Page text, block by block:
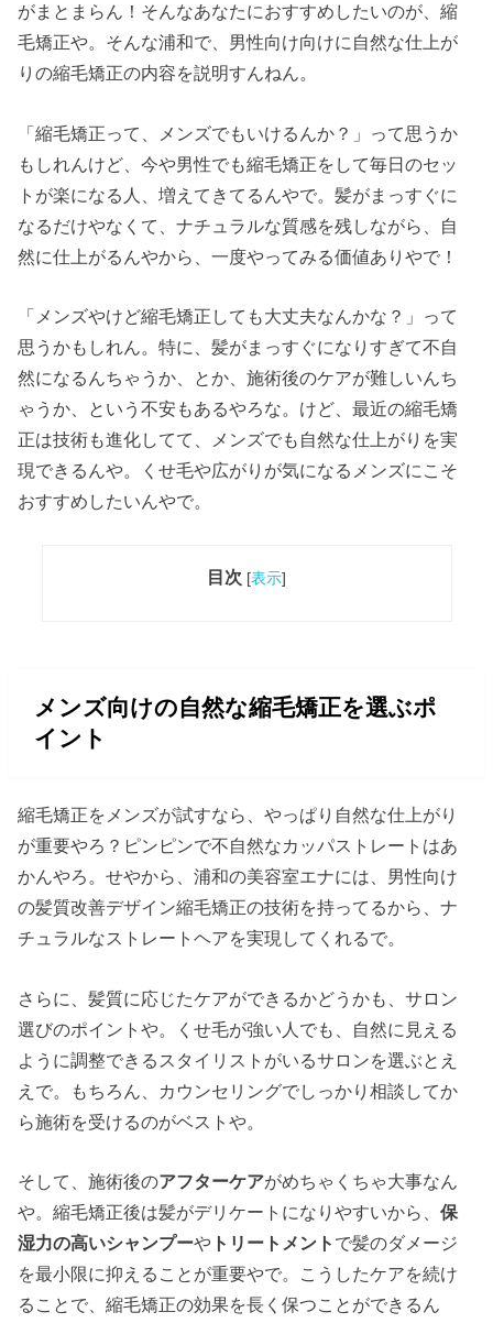
がまとまらん！そんなあなたにおすすめしたいのが、縮
毛矯正や。そんな浦和で、男性向け向けに自然な仕上が
りの縮毛矯正の内容を説明すんねん。
「縮毛矯正って、メンズでもいけるんか？」って思うか
もしれんけど、今や男性でも縮毛矯正をして毎日のセッ
トが楽になる人、増えてきてるんやで。髪がまっすぐに
なるだけやなくて、ナチュラルな質感を残しながら、自
然に仕上がるんやから、一度やってみる価値ありやで！
「メンズやけど縮毛矯正しても大丈夫なんかな？」って
思うかもしれん。特に、髪がまっすぐになりすぎて不自
然になるんちゃうか、とか、施術後のケアが難しいんち
ゃうか、という不安もあるやろな。けど、最近の縮毛矯
正は技術も進化してて、メンズでも自然な仕上がりを実
現できるんや。くせ毛や広がりが気になるメンズにこそ
おすすめしたいんやで。
目次 [表示]
メンズ向けの自然な縮毛矯正を選ぶポ
イント
縮毛矯正をメンズが試すなら、やっぱり自然な仕上がり
が重要やろ？ピンピンで不自然なカッパストレートはあ
かんやろ。せやから、浦和の美容室エナには、男性向け
の髪質改善デザイン縮毛矯正の技術を持ってるから、ナ
チュラルなストレートヘアを実現してくれるで。
さらに、髪質に応じたケアができるかどうかも、サロン
選びのポイントや。くせ毛が強い人でも、自然に見える
ように調整できるスタイリストがいるサロンを選ぶとえ
えで。もちろん、カウンセリングでしっかり相談してか
ら施術を受けるのがベストや。
そして、施術後のアフターケアがめちゃくちゃ大事なん
や。縮毛矯正後は髪がデリケートになりやすいから、保
湿力の高いシャンプーや トリートメント で髪のダメージ
を最小限に抑えることが重要やで。こうしたケアを続け
ることで、縮毛矯正の効果を長く保つことができるん